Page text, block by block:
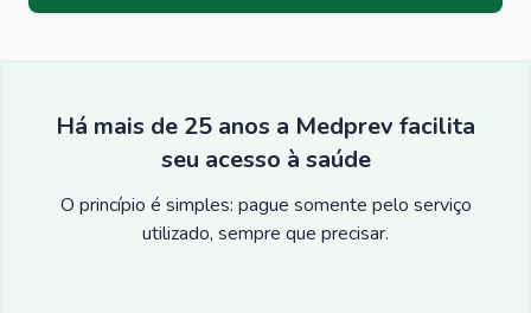
Há mais de 25 anos a Medprev facilita
seu acesso à saúde
O princípio é simples: pague somente pelo serviço
utilizado, sempre que precisar.